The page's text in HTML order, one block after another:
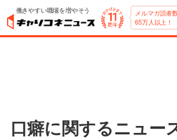
働きやすい職場を増やそう メルマガ読者
65万人以上！
口癖に関するニュー